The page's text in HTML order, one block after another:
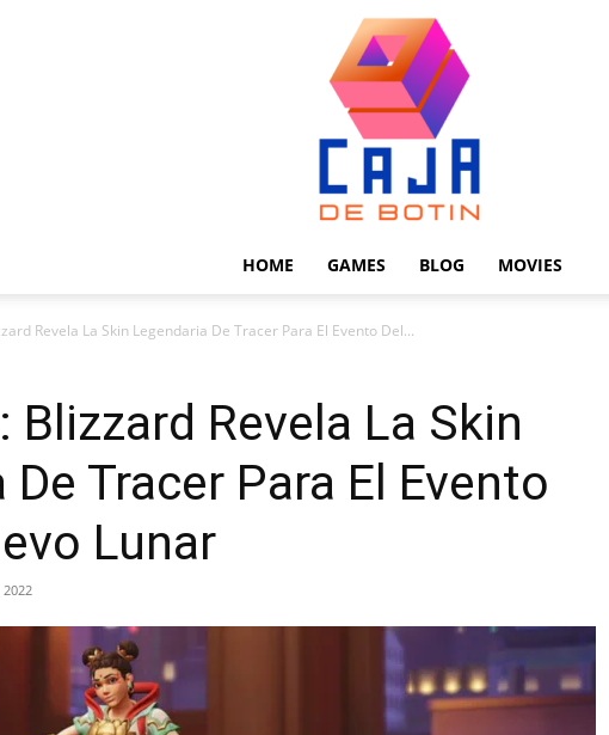
de
Botin
HOME GAMES BLOG MOVIES
Revela La Skin Legendaria De Tracer Para El Evento Del...
Blizzard Revela La Skin
Tracer Para El Evento
Lunar